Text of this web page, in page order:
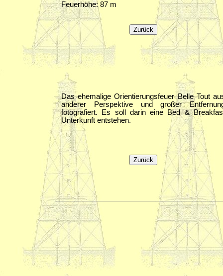
Feuerhöhe: 87 m
Das ehemalige Orientierungsfeuer Belle Tout
anderer Perspektive und großer
fotografiert. Es soll darin eine Bed &
Unterkunft entstehen.